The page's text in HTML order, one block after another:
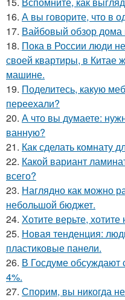
16. А вы говорите, что в
17. Вайбовый обзор дома
18. Пока в России люди
своей квартиры, в Китае
машине.
19. Поделитесь, какую
переехали?
20. А что вы думаете:
ванную?
21. Как сделать комнату
22. Какой вариант
всего?
23. Наглядно как можно
небольшой бюджет.
24. Хотите верьте,
25. Новая тенденция:
пластиковые панели.
26. В Госдуме обсуждают
4%.
27. Спорим, вы никогда